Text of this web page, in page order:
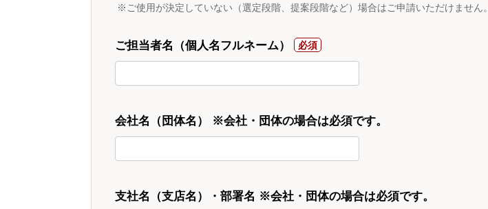
※ご使用が決定していない（選定段階、提案段階など）場合はご申請いただけません。
ご担当者名（個人名フルネーム）
会社名（団体名） ※会社・団体の場合は必須です。
支社名（支店名）・部署名 ※会社・団体の場合は必須です。